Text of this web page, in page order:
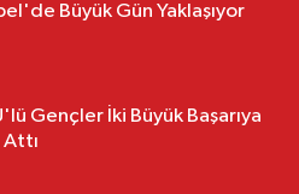
Büyük Gün Yaklaşıyor
Gençler İki Büyük Başarıya
Attı